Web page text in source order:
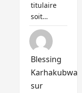
titulaire
soit…
Blessing
Karhakubwa
sur